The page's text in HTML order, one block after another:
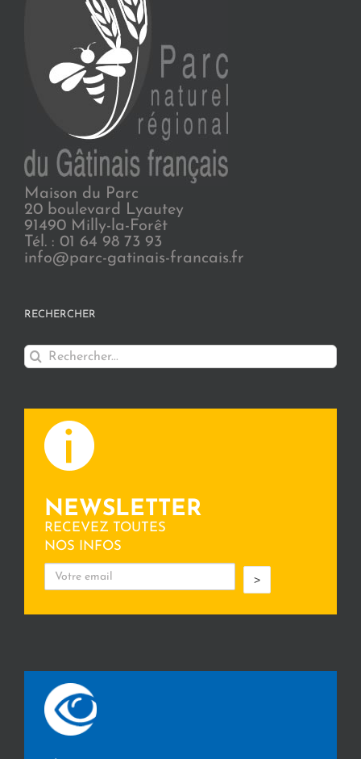
Maison du Parc
20 boulevard Lyautey
91490 Milly-la-Forêt
Tél. : 01 64 98 73 93
info@parc-gatinais-francais.fr
RECHERCHER
Rechercher:
NEWSLETTER
RECEVEZ TOUTES
NOS INFOS
>